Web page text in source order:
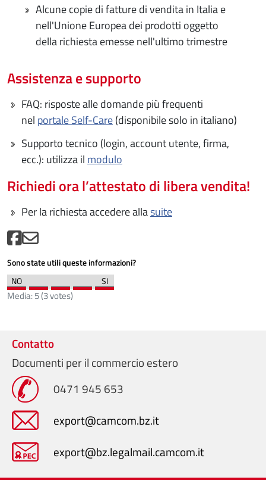
Alcune copie di fatture di vendita in Italia e
nell'Unione Europea dei prodotti oggetto
della richiesta emesse nell'ultimo trimestre
Assistenza e supporto
FAQ: risposte alle domande più frequenti
nel portale Self-Care(disponibile solo in italiano)
Supporto tecnico (login, account utente, firma,
ecc.): utilizza il modulo
Richiedi ora l’attestato di libera vendita!
Per la richiesta accedere allasuite
Sono state utili queste informazioni?
Media:5(3votes)
Contatto
Documenti per il commercio estero
0471 945 653
export@camcom.bz.it
export@bz.legalmail.camcom.it